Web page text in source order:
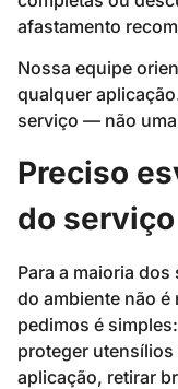
afastamento
Nossa equipe
qualquer
serviço — não
Preciso
do
Para a maioria
do ambiente não é
pedimos é
proteger
aplicação, retirar